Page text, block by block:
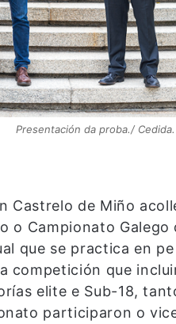
Presentación da proba./ Cedida.
Castrelo de Miño
o Campionato Galego
que se practica en
competición que
elite e Sub-18,
participaron o